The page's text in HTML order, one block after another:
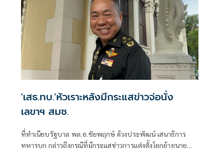
'เสธ.ทบ.'หัวเราะหลังมีกระแสข่าวจ่อนั่ง
เลขาฯ สมช.
ที่ทำเนียบรัฐบาล พล.อ.ชัยพฤกษ์ ด้วงประพัฒน์ เสนาธิการ
ทหารบก กล่าวถึงกรณีที่มีกระแสข่าวการแต่งตั้งโยกย้ายนาย